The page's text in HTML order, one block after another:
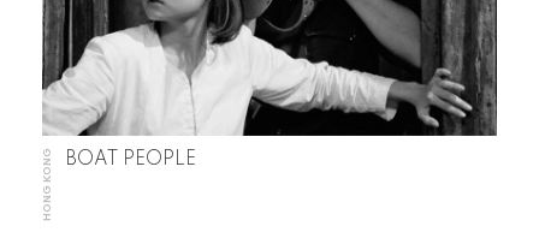
HONG KONG BOAT PEOPLE